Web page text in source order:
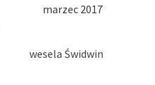
marzec 2017
wesela Świdwin